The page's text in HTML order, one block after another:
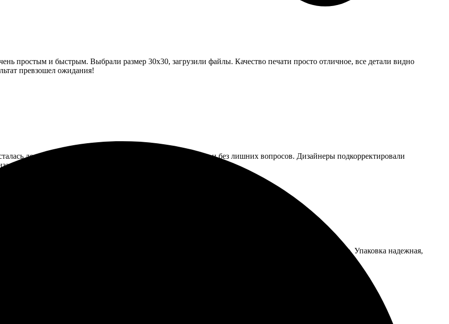
простым и быстрым. Выбрали размер 30х30, загрузили файлы. Качество печати просто отличное, все детали видно
превзошел ожидания!
довольна качеством и скоростью. Все сделали быстро и без лишних вопросов. Дизайнеры подкорректировали
Доставка пришла вовремя. Рекомендую всем!
простейший, всё понятно. Изображение пришло без искажений, цвета яркие и насыщенные. Упаковка надежная,
В целом, всё на уровне. Рекомендую!